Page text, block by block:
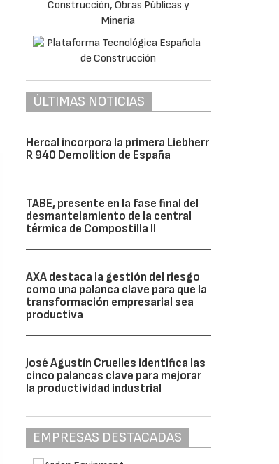
ÚLTIMAS NOTICIAS
Hercal incorpora la primera Liebherr
R 940 Demolition de España
TABE, presente en la fase final del
desmantelamiento de la central
térmica de Compostilla II
AXA destaca la gestión del riesgo
como una palanca clave para que la
transformación empresarial sea
productiva
José Agustín Cruelles identifica las
cinco palancas clave para mejorar
la productividad industrial
EMPRESAS DESTACADAS